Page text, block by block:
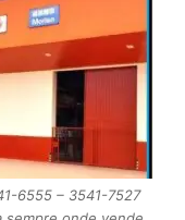
6555 – 3541-7527